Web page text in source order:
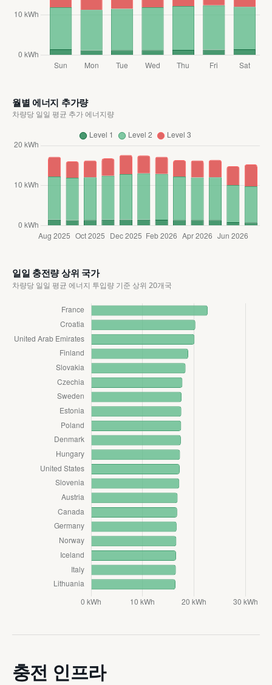
월별 에너지 추가량
차량당 일일 평균 추가 에너지량
일일 충전량 상위 국가
차량당 일일 평균 에너지 투입량 기준 상위 20개국
충전 인프라